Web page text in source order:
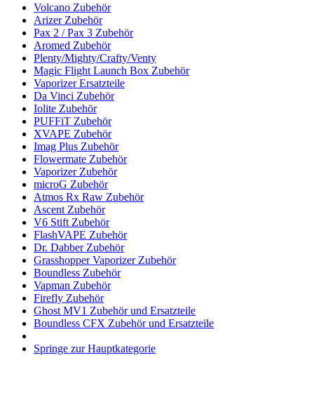
Volcano Zubehör
Arizer Zubehör
Pax 2 / Pax 3 Zubehör
Aromed Zubehör
Plenty/Mighty/Crafty/Venty
Magic Flight Launch Box Zubehör
Vaporizer Ersatzteile
Da Vinci Zubehör
Iolite Zubehör
PUFFiT Zubehör
XVAPE Zubehör
Imag Plus Zubehör
Flowermate Zubehör
Vaporizer Zubehör
microG Zubehör
Atmos Rx Raw Zubehör
Ascent Zubehör
V6 Stift Zubehör
FlashVAPE Zubehör
Dr. Dabber Zubehör
Grasshopper Vaporizer Zubehör
Boundless Zubehör
Vapman Zubehör
Firefly Zubehör
Ghost MV1 Zubehör und Ersatzteile
Boundless CFX Zubehör und Ersatzteile
Springe zur Hauptkategorie